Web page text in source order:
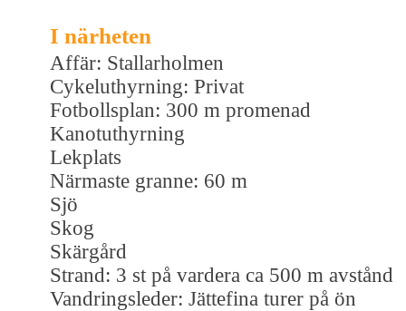
I närheten
Affär: Stallarholmen
Cykeluthyrning: Privat
Fotbollsplan: 300 m promenad
Kanotuthyrning
Lekplats
Närmaste granne: 60 m
Sjö
Skog
Skärgård
Strand: 3 st på vardera ca 500 m avstånd
Vandringsleder: Jättefina turer på ön